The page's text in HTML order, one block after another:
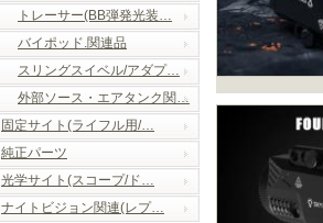
トレーサー(BB弾発光装…
バイポッド.関連品
スリングスイベル/アダプ…
外部ソース・エアタンク関…
固定サイト(ライフル用/…
純正パーツ
光学サイト(スコープ/ド…
ナイトビジョン関連(レプ…